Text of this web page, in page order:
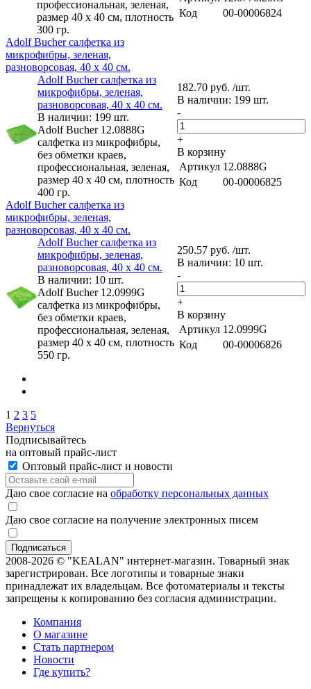
профессиональная, зеленая,
размер 40 х 40 см, плотность
300 гр.
Код
00-00006824
Adolf Bucher cалфетка из
микрофибры, зеленая,
разноворсовая, 40 х 40 см.
Adolf Bucher cалфетка из
микрофибры, зеленая,
разноворсовая, 40 х 40 см.
В наличии: 199 шт.
Adolf Bucher 12.0888G
cалфетка из микрофибры,
без обметки краев,
профессиональная, зеленая,
размер 40 х 40 см, плотность
400 гр.
182.70 руб. /шт.
В наличии: 199 шт.
-
+
В корзину
Артикул 12.0888G
Код
00-00006825
Adolf Bucher cалфетка из
микрофибры, зеленая,
разноворсовая, 40 х 40 см.
Adolf Bucher cалфетка из
микрофибры, зеленая,
разноворсовая, 40 х 40 см.
В наличии: 10 шт.
Adolf Bucher 12.0999G
cалфетка из микрофибры,
без обметки краев,
профессиональная, зеленая,
размер 40 х 40 см, плотность
550 гр.
250.57 руб. /шт.
В наличии: 10 шт.
-
+
В корзину
Артикул 12.0999G
Код
00-00006826
1 2 3 5
Вернуться
Подписывайтесь
на оптовый прайс-лист
Оптовый прайс-лист и новости
Даю свое согласие на обработку персональных данных
Даю свое согласие на получение электронных писем
2008-2026 © "KEALAN" интернет-магазин. Товарный знак
зарегистрирован. Все логотипы и товарные знаки
принадлежат их владельцам. Все фотоматериалы и тексты
запрещены к копированию без согласия администрации.
Компания
О магазине
Стать партнером
Новости
Где купить?